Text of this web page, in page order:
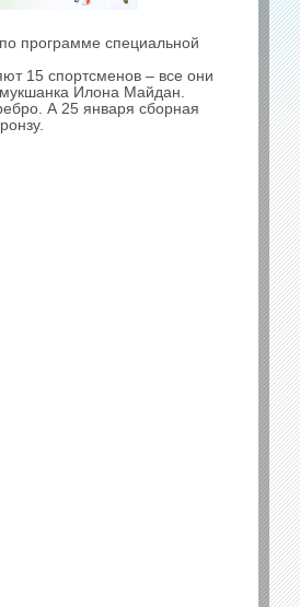
программе специальной
15 спортсменов – все они
Илона Майдан.
А 25 января сборная